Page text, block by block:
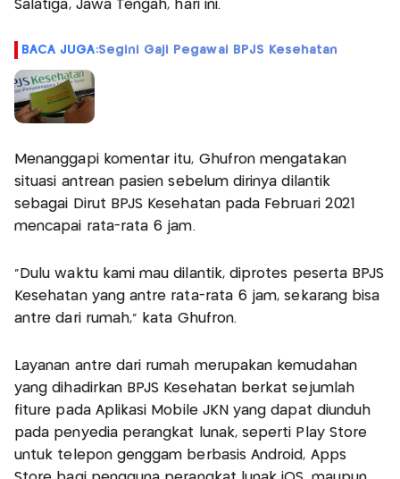
Salatiga, Jawa Tengah, hari ini.
BACA JUGA:Segini Gaji Pegawai BPJS Kesehatan
Menanggapi komentar itu, Ghufron mengatakan
situasi antrean pasien sebelum dirinya dilantik
sebagai Dirut BPJS Kesehatan pada Februari 2021
mencapai rata-rata 6 jam.
"Dulu waktu kami mau dilantik, diprotes peserta BPJS
Kesehatan yang antre rata-rata 6 jam, sekarang bisa
antre dari rumah," kata Ghufron.
Layanan antre dari rumah merupakan kemudahan
yang dihadirkan BPJS Kesehatan berkat sejumlah
fiture pada Aplikasi Mobile JKN yang dapat diunduh
pada penyedia perangkat lunak, seperti Play Store
untuk telepon genggam berbasis Android, Apps